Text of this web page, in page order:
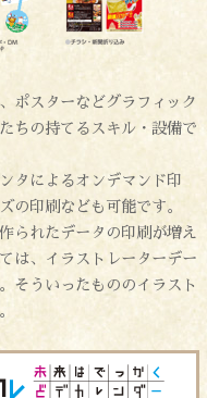
ポスターなどグラフィック
ちの持てるスキル・設備で
タによるオンデマンド印
の印刷なども可能です。
られたデータの印刷が増え
は、イラストレーターデー
そういったもののイラスト